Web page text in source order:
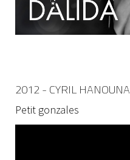
2012 - CYRIL HANOUNA
Petit gonzales